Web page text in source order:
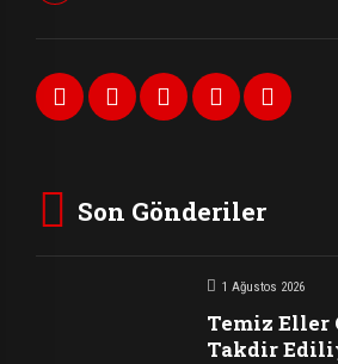
Son Gönderiler
1 Ağustos 2026
Temiz Eller
Takdir